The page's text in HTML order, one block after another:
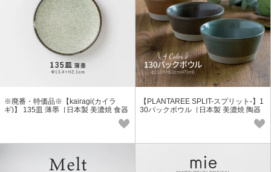
※廃番・特価品※【kairagi(カイラ
ギ)】 135皿 薄墨［日本製 美濃焼 食器
【PLANTAREE SPLIT-スプリット-】1
30パックボウル［日本製 美濃焼 陶器